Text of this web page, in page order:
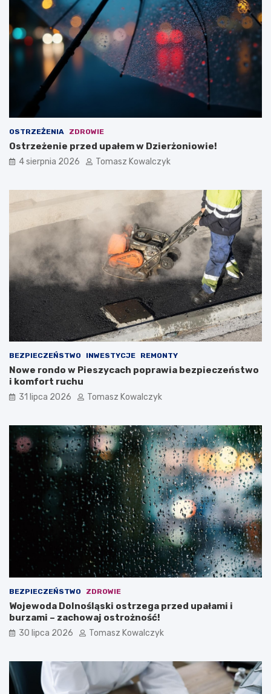
OSTRZEŻENIA ZDROWIE
Ostrzeżenie przed upałem w Dzierżoniowie!
4 sierpnia 2026 Tomasz Kowalczyk
BEZPIECZEŃSTWO INWESTYCJE REMONTY
Nowe rondo w Pieszycach poprawia bezpieczeństwo
i komfort ruchu
31 lipca 2026 Tomasz Kowalczyk
BEZPIECZEŃSTWO ZDROWIE
Wojewoda Dolnośląski ostrzega przed upałami i
burzami – zachowaj ostrożność!
30 lipca 2026 Tomasz Kowalczyk